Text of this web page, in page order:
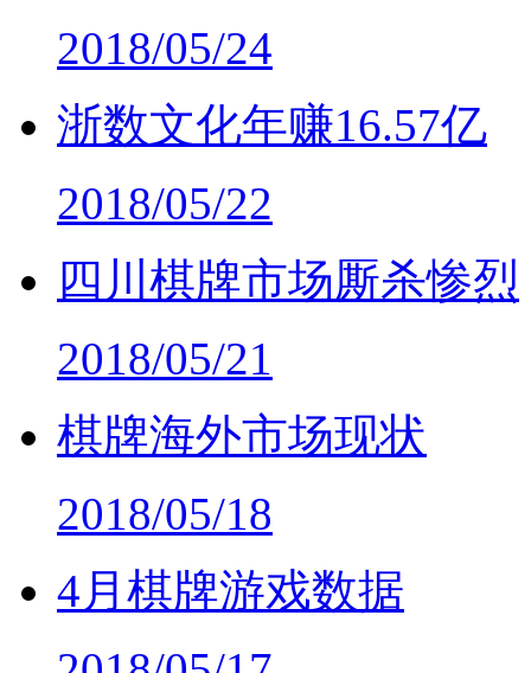
2018/05/24
浙数文化年赚16.57亿
2018/05/22
四川棋牌市场厮杀惨烈
2018/05/21
棋牌海外市场现状
2018/05/18
4月棋牌游戏数据